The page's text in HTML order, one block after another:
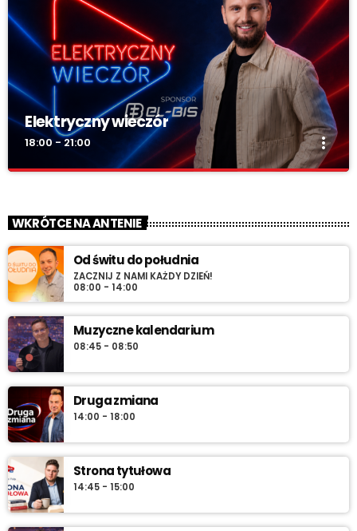
Elektryczny wieczór
18:00 - 21:00 more_vert
„Wieczór z Radiem RV” – codziennie wieczorem najlepsza
muzyka na zakończenie dnia. Spokojne rytmy, nastrojowe
dźwięki i klasyka, która tworzy klimat.
WKRÓTCE NA ANTENIE
Od świtu do południa
ZACZNIJ Z NAMI KAŻDY DZIEŃ!
08:00 - 14:00
Muzyczne kalendarium
08:45 - 08:50
Druga zmiana
14:00 - 18:00
Strona tytułowa
14:45 - 15:00